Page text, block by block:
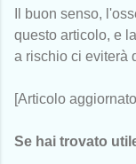
Il buon senso,
questo articolo, e
a rischio ci eviterà
[Articolo
Se hai trovato